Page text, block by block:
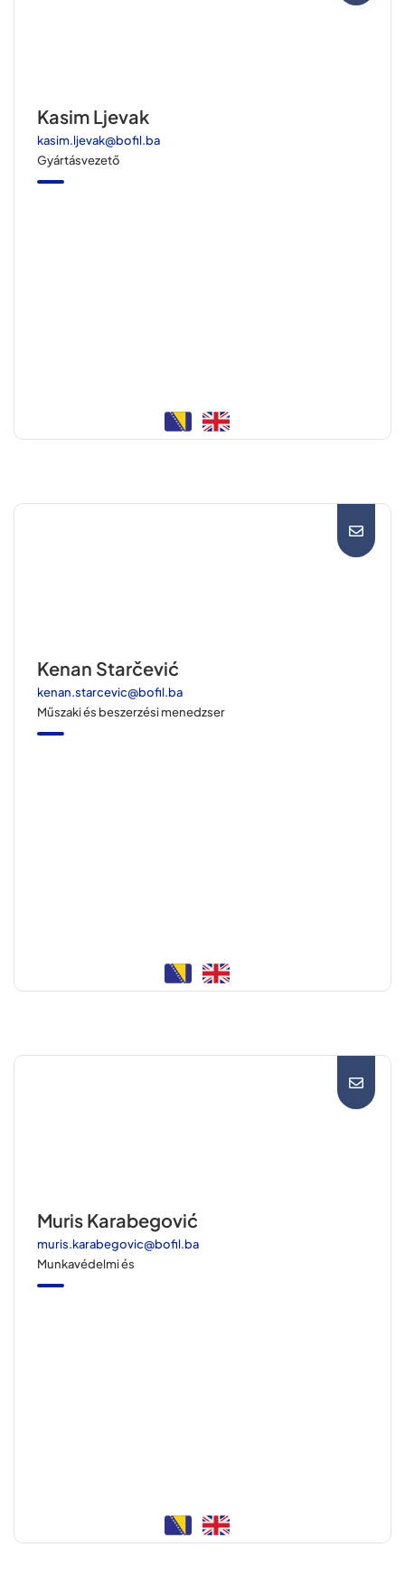
Kasim Ljevak
kasim.ljevak@bofil.ba
Gyártásvezető
Kenan Starčević
kenan.starcevic@bofil.ba
Műszaki és beszerzési menedzser
Muris Karabegović
muris.karabegovic@bofil.ba
Munkavédelmi és